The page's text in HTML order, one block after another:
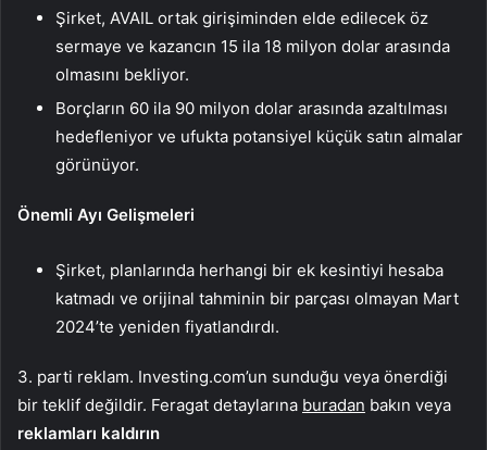
Şirket, AVAIL ortak girişiminden elde edilecek öz
sermaye ve kazancın 15 ila 18 milyon dolar arasında
olmasını bekliyor.
Borçların 60 ila 90 milyon dolar arasında azaltılması
hedefleniyor ve ufukta potansiyel küçük satın almalar
görünüyor.
Önemli Ayı Gelişmeleri
Şirket, planlarında herhangi bir ek kesintiyi hesaba
katmadı ve orijinal tahminin bir parçası olmayan Mart
2024’te yeniden fiyatlandırdı.
3. parti reklam. Investing.com’un sunduğu veya önerdiği
bir teklif değildir. Feragat detaylarına buradan bakın veya
reklamları kaldırın